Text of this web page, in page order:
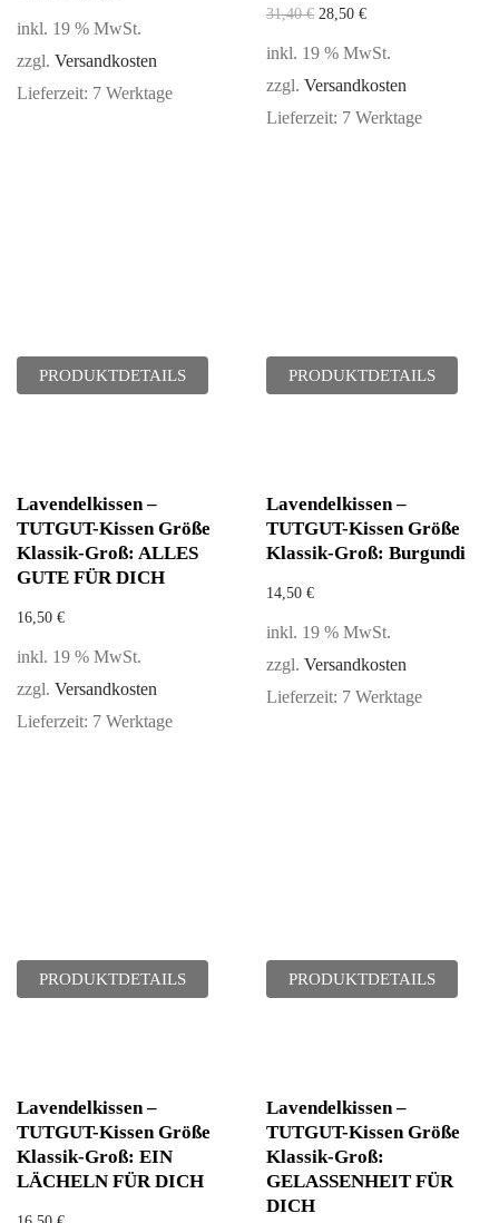
inkl. 19 % MwSt.
zzgl. Versandkosten
Lieferzeit: 7 Werktage
PRODUKTDETAILS
31,40€ 28,50 €
inkl. 19 % MwSt.
zzgl. Versandkosten
Lieferzeit: 7 Werktage
PRODUKTDETAILS
Lavendelkissen –
TUTGUT-Kissen Größe
Klassik-Groß: ALLES
GUTE FÜR DICH
16,50 €
inkl. 19 % MwSt.
zzgl. Versandkosten
Lieferzeit: 7 Werktage
PRODUKTDETAILS
Lavendelkissen –
TUTGUT-Kissen Größe
Klassik-Groß: Burgundi
14,50 €
inkl. 19 % MwSt.
zzgl. Versandkosten
Lieferzeit: 7 Werktage
PRODUKTDETAILS
Lavendelkissen –
TUTGUT-Kissen Größe
Klassik-Groß: EIN
LÄCHELN FÜR DICH
Lavendelkissen –
TUTGUT-Kissen Größe
Klassik-Groß:
GELASSENHEIT FÜR
DICH